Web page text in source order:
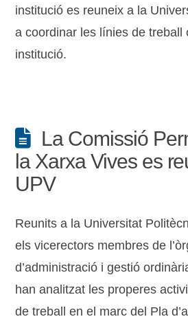
institució es reuneix a la
a coordinar les línies de treball
institució.
La Comissió
la Xarxa Vives es
UPV
Reunits a la Universitat
els vicerectors membres de
d’administració i gestió
han analitzat les properes
de treball en el marc del Pla